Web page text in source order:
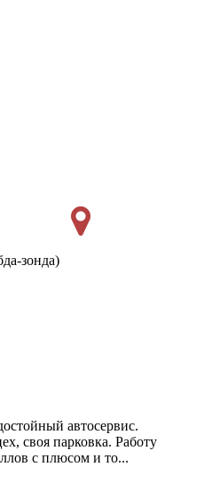
зонда)
автосервис.
своя парковка. Работу
с плюсом и то...